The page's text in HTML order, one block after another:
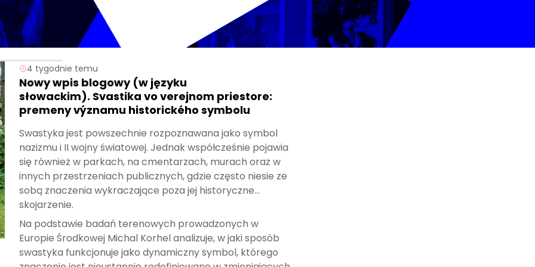
4 tygodnie temu
Nowy wpis blogowy (w języku
słowackim). Svastika vo verejnom priestore:
premeny významu historického symbolu
Swastyka jest powszechnie rozpoznawana jako symbol
nazizmu i II wojny światowej. Jednak współcześnie pojawia
się również w parkach, na cmentarzach, murach oraz w
innych przestrzeniach publicznych, gdzie często niesie ze
sobą znaczenia wykraczające poza jej historyczne
skojarzenie.
Na podstawie badań terenowych prowadzonych w
Europie Środkowej Michal Korhel analizuje, w jaki sposób
swastyka funkcjonuje jako dynamiczny symbol, którego